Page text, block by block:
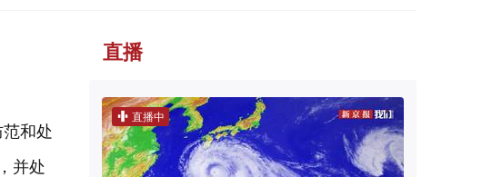
和处
并处
直播
直播中